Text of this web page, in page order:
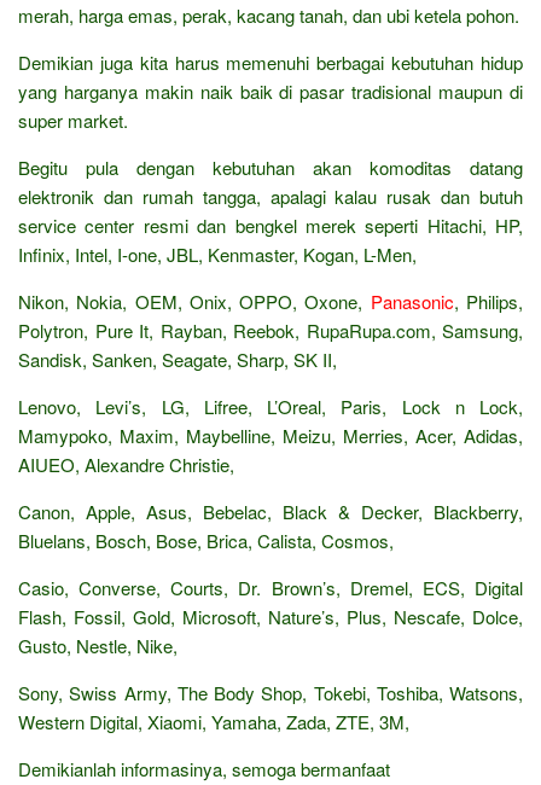
merah, harga emas, perak, kacang tanah, dan ubi ketela pohon.
Demikian juga kita harus memenuhi berbagai kebutuhan hidup
yang harganya makin naik baik di pasar tradisional maupun di
super market.
Begitu pula dengan kebutuhan akan komoditas datang
elektronik dan rumah tangga, apalagi kalau rusak dan butuh
service center resmi dan bengkel merek seperti Hitachi, HP,
Infinix, Intel, I-one, JBL, Kenmaster, Kogan, L-Men,
Nikon, Nokia, OEM, Onix, OPPO, Oxone, Panasonic, Philips,
Polytron, Pure It, Rayban, Reebok, RupaRupa.com, Samsung,
Sandisk, Sanken, Seagate, Sharp, SK II,
Lenovo, Levi’s, LG, Lifree, L’Oreal, Paris, Lock n Lock,
Mamypoko, Maxim, Maybelline, Meizu, Merries, Acer, Adidas,
AIUEO, Alexandre Christie,
Canon, Apple, Asus, Bebelac, Black & Decker, Blackberry,
Bluelans, Bosch, Bose, Brica, Calista, Cosmos,
Casio, Converse, Courts, Dr. Brown’s, Dremel, ECS, Digital
Flash, Fossil, Gold, Microsoft, Nature’s, Plus, Nescafe, Dolce,
Gusto, Nestle, Nike,
Sony, Swiss Army, The Body Shop, Tokebi, Toshiba, Watsons,
Western Digital, Xiaomi, Yamaha, Zada, ZTE, 3M,
Demikianlah informasinya, semoga bermanfaat